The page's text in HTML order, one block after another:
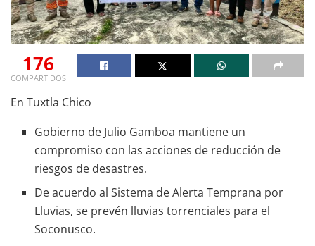
176
COMPARTIDOS
En Tuxtla Chico
Gobierno de Julio Gamboa mantiene un
compromiso con las acciones de reducción de
riesgos de desastres.
De acuerdo al Sistema de Alerta Temprana por
Lluvias, se prevén lluvias torrenciales para el
Soconusco.